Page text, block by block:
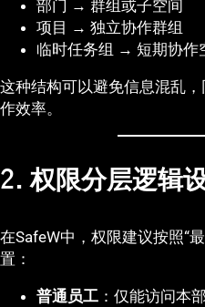
部门 → 群组或子空间
项目 → 独立协作群组
临时任务组 → 短期协作
这种结构可以避免信息混乱
作效率。
2. 权限分层逻辑
在SafeW中，权限建议按照“
置：
普通员工 ：仅能访问本